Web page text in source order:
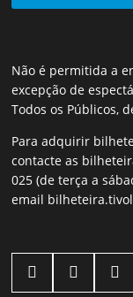
Não é permitida a
excepção de
Todos os Públicos,
Para adquirir
contacte as
025 (de terça a
email
  